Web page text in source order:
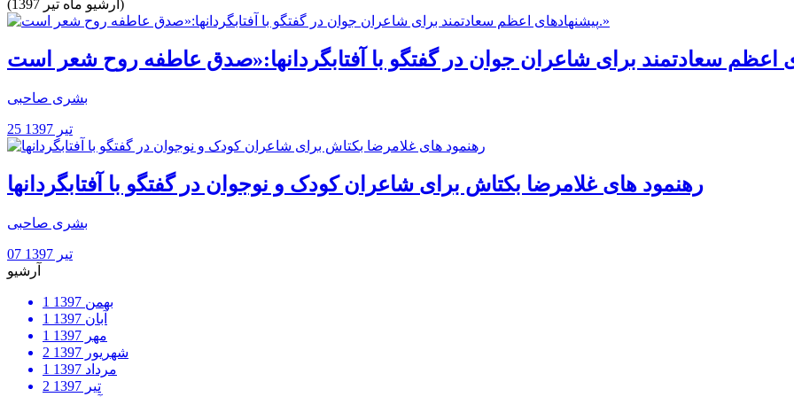
(آرشیو ماه تیر 1397)
بشری صاحبی
25 تیر 1397
رهنمود های غلامرضا بکتاش برای شاعران کودک و نوجوان در گفتگو با آفتابگردانها
بشری صاحبی
07 تیر 1397
آرشیو
بهمن 1397
1
آبان 1397
1
مهر 1397
1
شهریور 1397
2
مرداد 1397
1
تیر 1397
2